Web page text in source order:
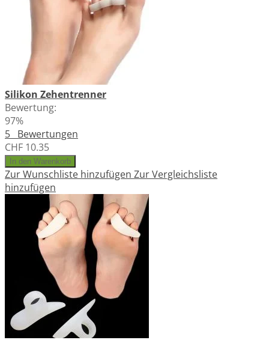
Silikon Zehentrenner
Bewertung:
97%
5 Bewertungen
CHF 10.35
In den Warenkorb
Zur Wunschliste hinzufügen Zur Vergleichsliste
hinzufügen